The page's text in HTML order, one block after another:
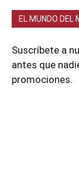
EL MUNDO DEL
Suscríbete a
antes que
promociones.